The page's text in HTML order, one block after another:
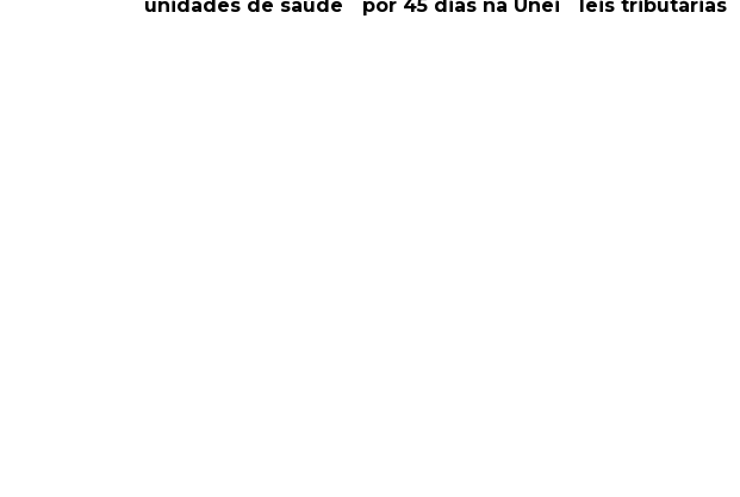
unidades de saúde
por 45 dias na Unei
leis tributárias